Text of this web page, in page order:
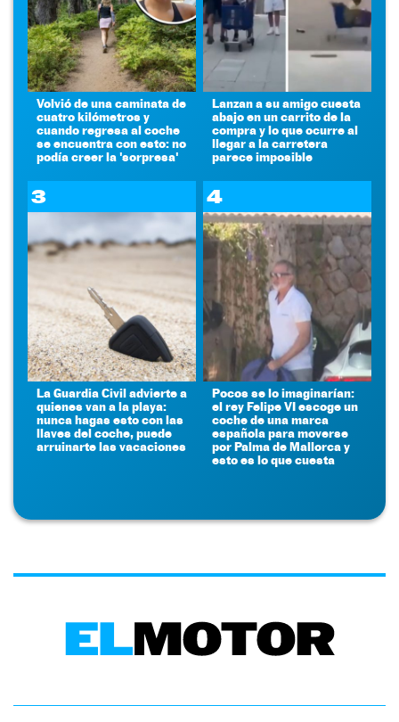
Volvió de una caminata de
cuatro kilómetros y
cuando regresa al coche
se encuentra con esto: no
podía creer la 'sorpresa'
Lanzan a su amigo cuesta
abajo en un carrito de la
compra y lo que ocurre al
llegar a la carretera
parece imposible
3
La Guardia Civil advierte a
quienes van a la playa:
nunca hagas esto con las
llaves del coche, puede
arruinarte las vacaciones
4
Pocos se lo imaginarían:
el rey Felipe VI escoge un
coche de una marca
española para moverse
por Palma de Mallorca y
esto es lo que cuesta